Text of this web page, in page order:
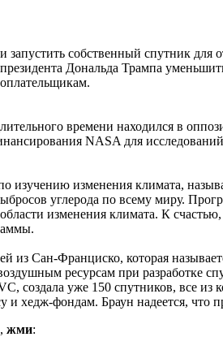
собственный спутник для
Дональда Трампа
времени находился в
NASA для
изучению изменения климата,
углерода по всему миру.
изменения климата. К
из Сан-Франциско, которая
ресурсам при разработке
создала уже 150 спутников, все
и хедж-фондам. Браун надеется,
жми: